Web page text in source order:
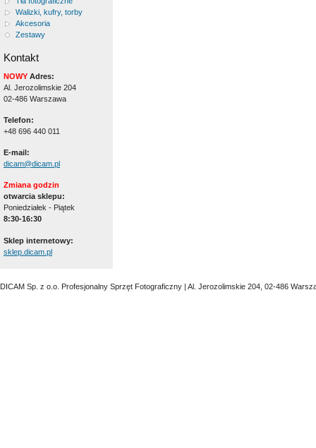
Walizki, kufry, torby
Akcesoria
Zestawy
Kontakt
NOWY Adres:
Al. Jerozolimskie 204
02-486 Warszawa
Telefon:
+48 696 440 011
E-mail:
dicam@dicam.pl
Zmiana godzin
otwarcia sklepu:
Poniedziałek - Piątek
8:30-16:30
Sklep internetowy:
sklep.dicam.pl
DICAM Sp. z o.o. Profesjonalny Sprzęt Fotograficzny | Al. Jerozolimskie 204, 02-486